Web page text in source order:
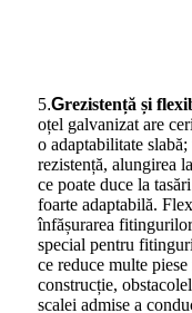
5.Grezistență și
oțel galvanizat are
o adaptabilitate
rezistență, alungirea
ce poate duce la
foarte adaptabilă.
înfășurarea
special pentru
ce reduce multe
construcție,
scalei admise a